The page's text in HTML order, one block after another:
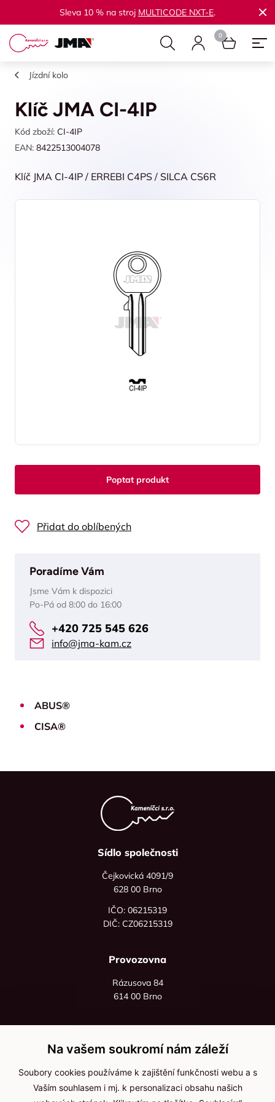
Sleva 10 % na stroj MULTICODE NXT-E.
Jízdní kolo
Klíč JMA CI-4IP
Kód zboží: CI-4IP
EAN: 8422513004078
Klíč JMA CI-4IP / ERREBI C4PS / SILCA CS6R
Poptat produkt
Přidat do oblíbených
Poradíme Vám
Jsme Vám k dispozici
Po-Pá od 8:00 do 16:00
+420 725 545 626
info@jma-kam.cz
ABUS®
CISA®
Sídlo společnosti
Čejkovická 4091/9
628 00 Brno
IČO: 06215319
DIČ: CZ06215319
Provozovna
Rázusova 84
614 00 Brno
+420 736 535 066
Po - pá: 8:00 - 16:00
info@jma-kam.cz
Na vašem soukromí nám záleží
Soubory cookies používáme k zajištění funkčnosti webu a s
Vaším souhlasem i mj. k personalizaci obsahu našich